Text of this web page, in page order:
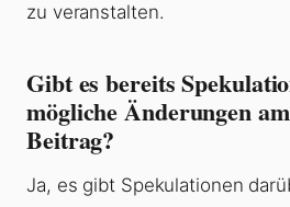
zu veranstalten.
Gibt es bereits
mögliche Änderungen
Beitrag?
Ja, es gibt Spekulationen